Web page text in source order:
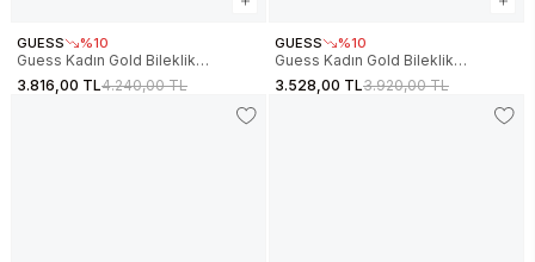
GUESS %10
Guess Kadın Gold Bileklik
JGUJUBB06033JWYGS
3.816,00 TL4.240,00 TL
GUESS %10
Guess Kadın Gold Bileklik
JGUJUBB06009JWYGS
3.528,00 TL3.920,00 TL